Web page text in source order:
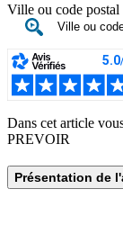
Ville ou code postal
Dans cet article
PREVOIR
Présentation de